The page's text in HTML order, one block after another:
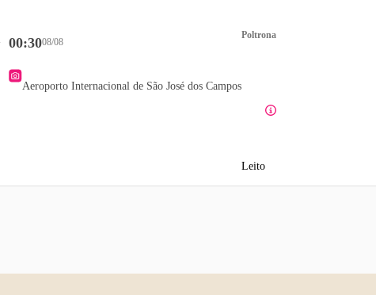
00:3008/08
Aeroporto Internacional de São José dos Campos
Poltrona
Leito